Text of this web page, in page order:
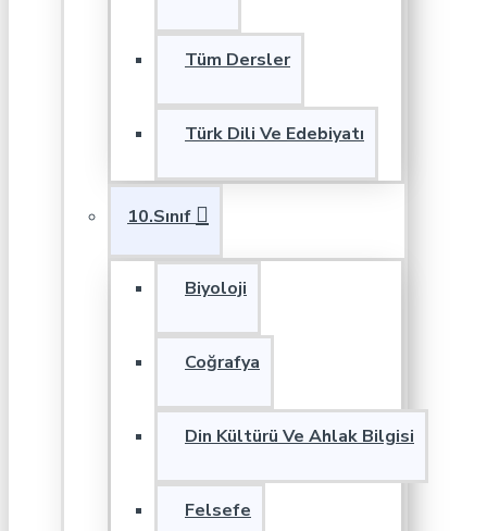
Tüm Dersler
Türk Dili Ve Edebiyatı
10.Sınıf
Biyoloji
Coğrafya
Din Kültürü Ve Ahlak Bilgisi
Felsefe